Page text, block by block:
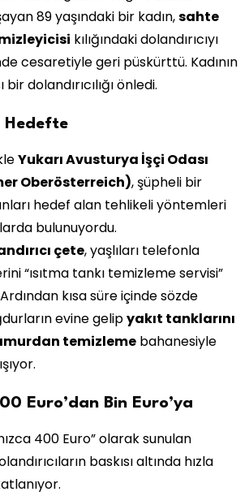
89 yaşındaki bir kadın,sahte
kılığındaki dolandırıcıyı
cesaretiyle geri püskürttü. Kadının
bir dolandırıcılığı önledi.
Hedefte
Yukarı Avusturya İşçi Odası
Oberösterreich), şüpheli bir
hedef alan tehlikeli yöntemleri
bulunuyordu.
çete, yaşlıları telefonla
“ısıtma tankı temizleme servisi”
kısa süre içinde sözde
evine gelipyakıt tanklarını
temizleme bahanesiyle
Euro’dan Bin Euro’ya
400 Euro” olarak sunulan
baskısı altında hızla